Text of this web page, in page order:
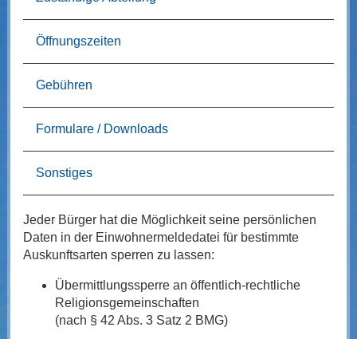
Öffnungszeiten
Gebühren
Formulare / Downloads
Sonstiges
Jeder Bürger hat die Möglichkeit seine persönlichen
Daten in der Einwohnermeldedatei für bestimmte
Auskunftsarten sperren zu lassen:
Übermittlungssperre an öffentlich-rechtliche
Religionsgemeinschaften
(nach § 42 Abs. 3 Satz 2 BMG)